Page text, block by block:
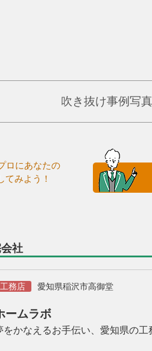
吹き抜け事例写
ロにあなたの
てみよう！
社
工務店 愛知県稲沢市高御堂
ームラボ
をかなえるお手伝い、愛知県の工